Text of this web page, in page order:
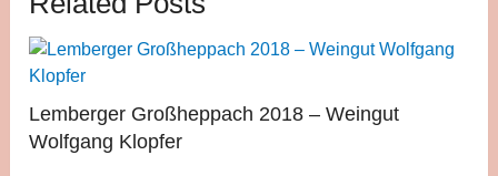
Lemberger Großheppach 2018 – Weingut
Wolfgang Klopfer